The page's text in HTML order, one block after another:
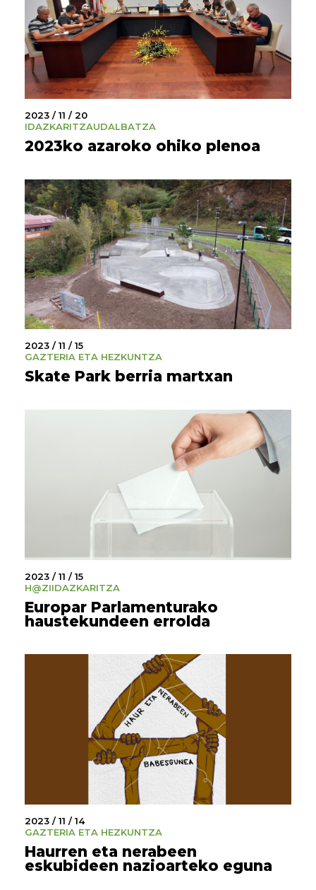
2023 / 11 / 20
IDAZKARITZAUDALBATZA
2023ko azaroko ohiko plenoa
2023 / 11 / 15
GAZTERIA ETA HEZKUNTZA
Skate Park berria martxan
2023 / 11 / 15
H@ZIIDAZKARITZA
Europar Parlamenturako
haustekundeen errolda
2023 / 11 / 14
GAZTERIA ETA HEZKUNTZA
Haurren eta nerabeen
eskubideen nazioarteko eguna